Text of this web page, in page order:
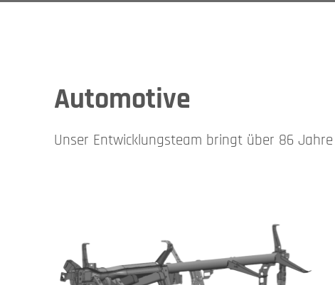
Automotive
Unser Entwicklungsteam bringt über 86